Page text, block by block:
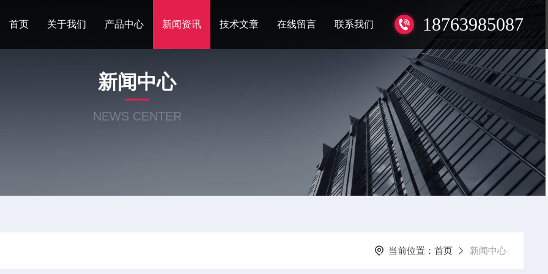
18763985087
首页 关于我们 产品中心 新闻资讯 技术文章 在线留言 联系我们
新闻中心
NEWS CENTER
当前位置： 首页 新闻中心